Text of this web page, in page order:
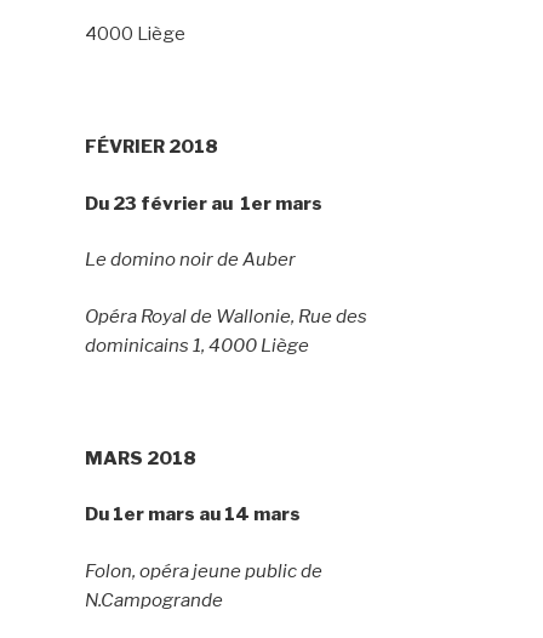
4000 Liège
FÉVRIER 2018
Du 23 février au 1er mars
Le domino noir de Auber
Opéra Royal de Wallonie, Rue des
dominicains 1, 4000 Liège
MARS 2018
Du 1er mars au 14 mars
Folon, opéra jeune public de
N.Campogrande